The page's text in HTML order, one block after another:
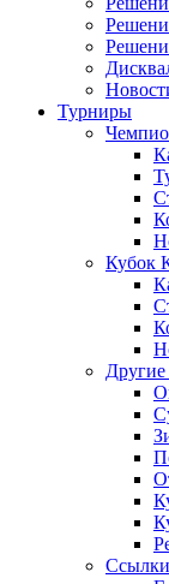
Турниры
Кубок
Ссылки